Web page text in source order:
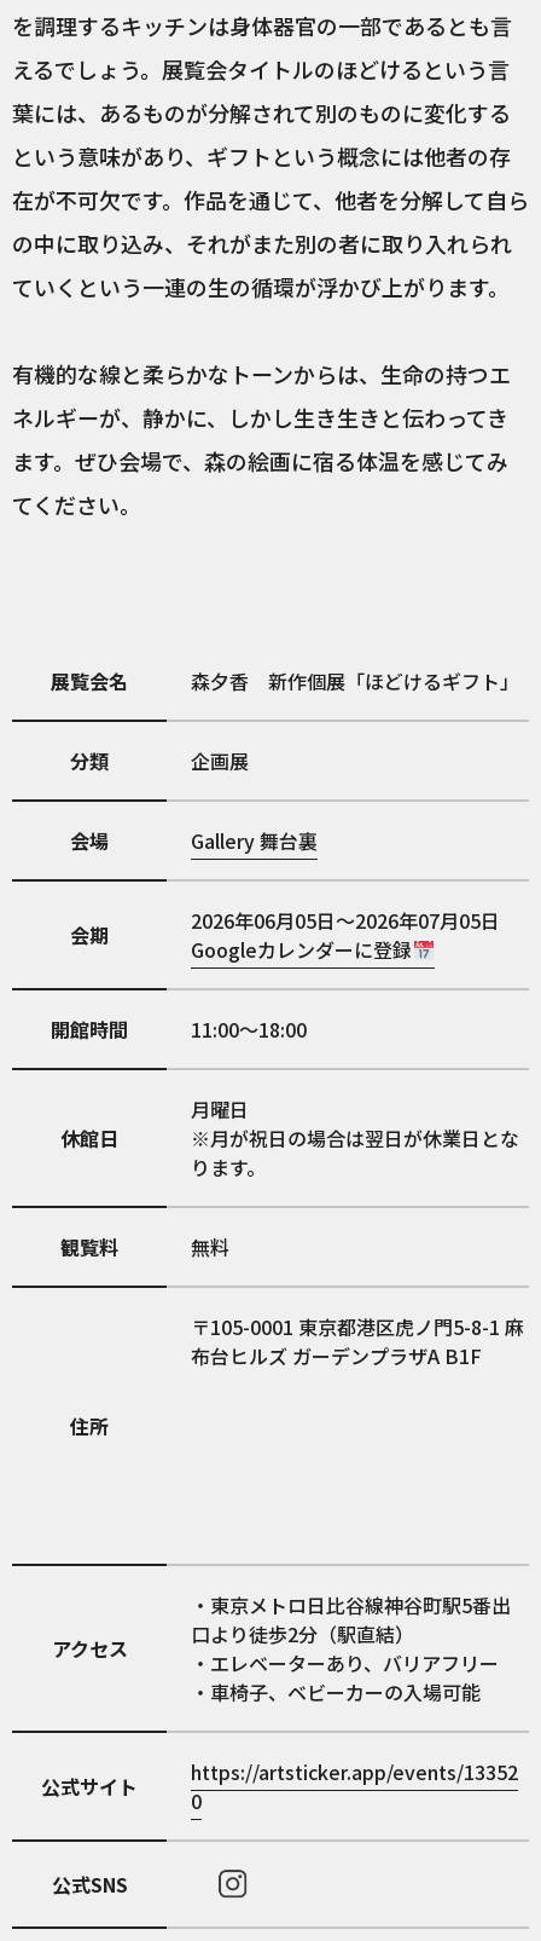
を調理するキッチンは身体器官の一部であるとも言
えるでしょう。展覧会タイトルのほどけるという言
葉には、あるものが分解されて別のものに変化する
という意味があり、ギフトという概念には他者の存
在が不可欠です。作品を通じて、他者を分解して自ら
の中に取り込み、それがまた別の者に取り入れられ
ていくという一連の生の循環が浮かび上がります。
有機的な線と柔らかなトーンからは、生命の持つエ
ネルギーが、静かに、しかし生き生きと伝わってき
ます。ぜひ会場で、森の絵画に宿る体温を感じてみ
てください。
展覧会名 森夕香 新作個展「ほどけるギフト」
分類 企画展
会場 Gallery 舞台裏
会期
2026年06月05日～2026年07月05日
Googleカレンダーに登録
開館時間 11:00〜18:00
休館日
月曜日
※月が祝日の場合は翌日が休業日とな
ります。
観覧料 無料
住所
105-0001 東京都港区虎ノ門5-8-1 麻
布台ヒルズ ガーデンプラザA B1F
アクセス
・東京メトロ日比谷線神谷町駅5番出
口より徒歩2分（駅直結）
・エレベーターあり、バリアフリー
・車椅子、ベビーカーの入場可能
公式サイト
https://artsticker.app/events/13352
0
公式SNS